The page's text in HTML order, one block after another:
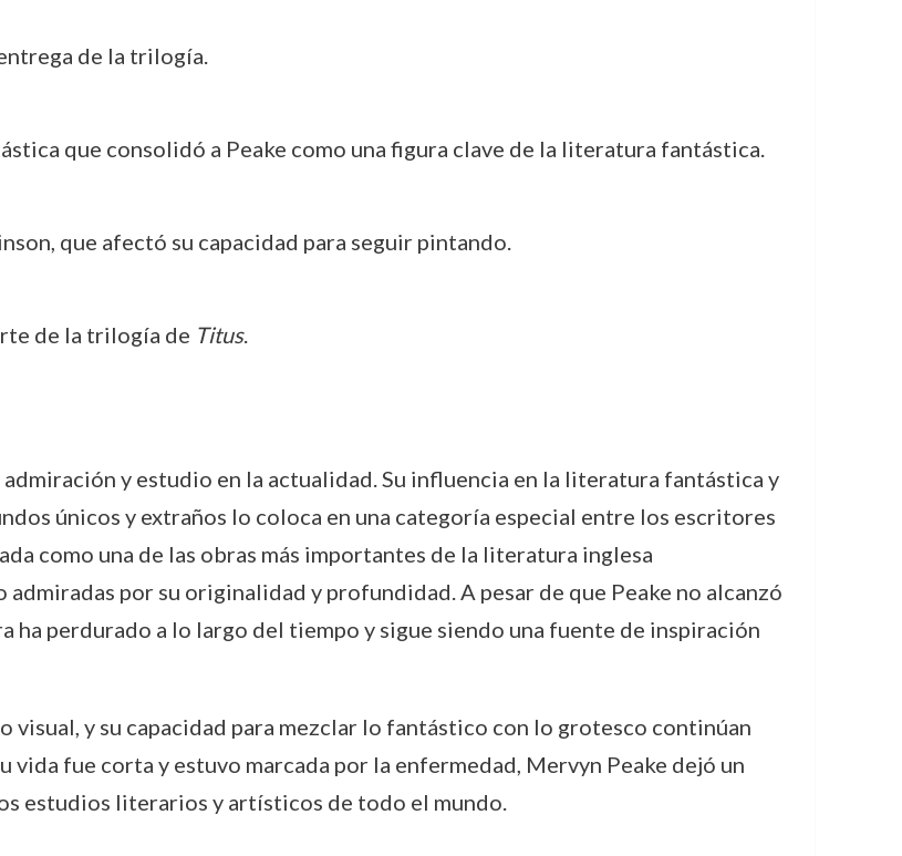
de la trilogía.
que consolidó a Peake como una figura clave de la literatura fantástica.
que afectó su capacidad para seguir pintando.
de la trilogía de Titus.
y estudio en la actualidad. Su influencia en la literatura fantástica y
únicos y extraños lo coloca en una categoría especial entre los escritores
como una de las obras más importantes de la literatura inglesa
por su originalidad y profundidad. A pesar de que Peake no alcanzó
ha perdurado a lo largo del tiempo y sigue siendo una fuente de inspiración
y su capacidad para mezclar lo fantástico con lo grotesco continúan
vida fue corta y estuvo marcada por la enfermedad, Mervyn Peake dejó un
estudios literarios y artísticos de todo el mundo.